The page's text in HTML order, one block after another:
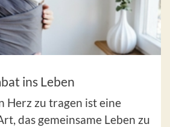
ins Leben
Herz zu tragen ist eine
das gemeinsame Leben zu